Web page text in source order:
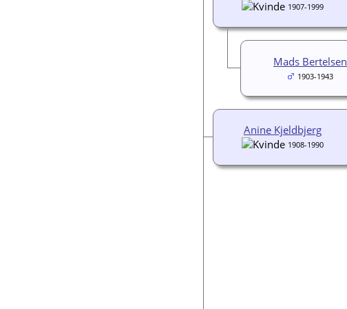
1907-1999
Mads Bertelsen
1903-1943
Anine Kjeldbjerg
1908-1990